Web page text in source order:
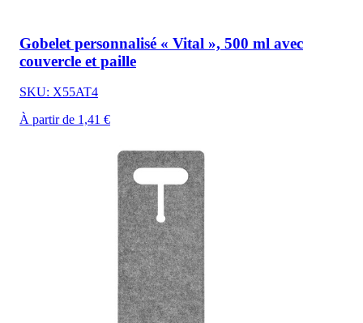
Gobelet personnalisé « Vital », 500 ml avec
couvercle et paille
SKU: X55AT4
À partir de 1,41 €